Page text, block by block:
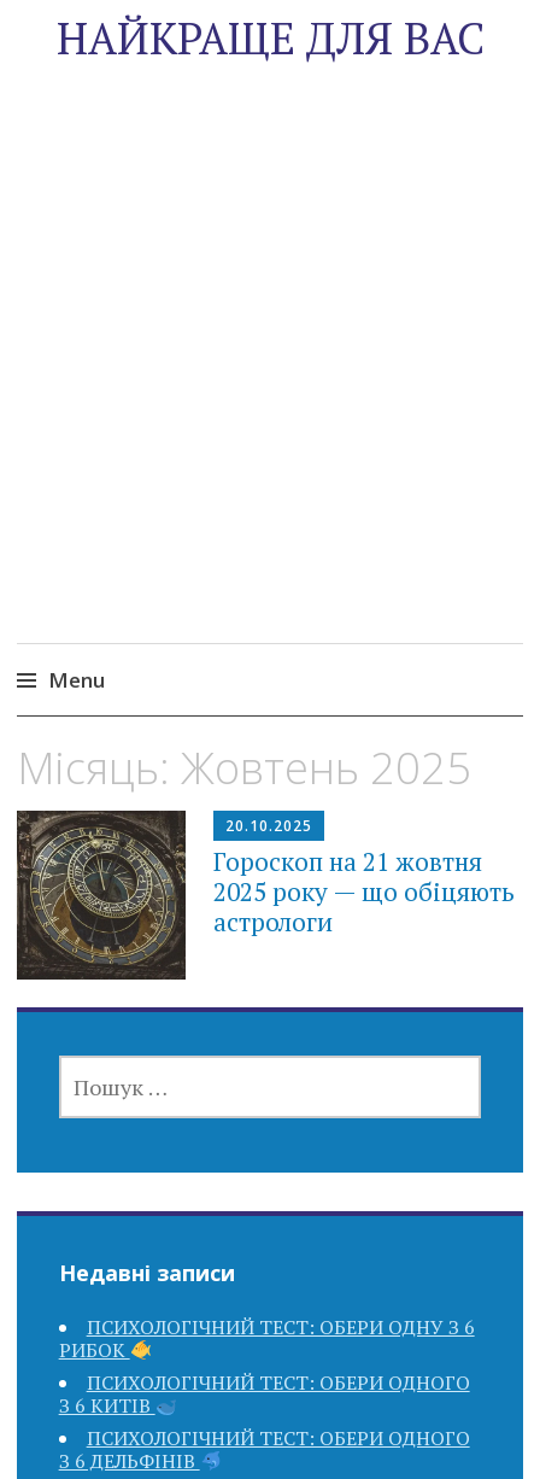
НАЙКРАЩЕ ДЛЯ ВАС
Menu
to
Місяць: Жовтень 2025
20.10.2025
Гороскоп на 21 жовтня
2025 року — що обіцяють
астрологи
Недавні записи
ПСИХОЛОГІЧНИЙ ТЕСТ: ОБЕРИ ОДНУ З 6
РИБОК
ПСИХОЛОГІЧНИЙ ТЕСТ: ОБЕРИ ОДНОГО
З 6 КИТІВ
ПСИХОЛОГІЧНИЙ ТЕСТ: ОБЕРИ ОДНОГО
З 6 ДЕЛЬФІНІВ